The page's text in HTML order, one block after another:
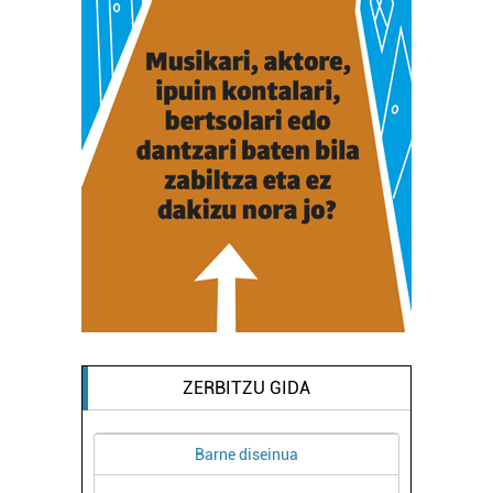
ZERBITZU GIDA
Barne diseinua